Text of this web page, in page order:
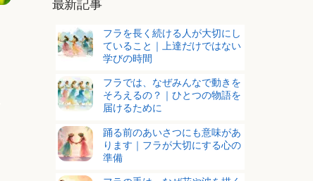
最新記事
フラを長く続ける人が大切にし
ていること｜上達だけではない
学びの時間
フラでは、なぜみんなで動きを
そろえるの？｜ひとつの物語を
届けるために
踊る前のあいさつにも意味があ
ります｜フラが大切にする心の
準備